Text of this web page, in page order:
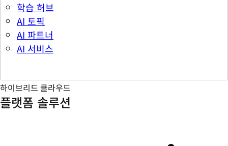
학습 허브
AI 토픽
AI 파트너
AI 서비스
하이브리드 클라우드
플랫폼 솔루션